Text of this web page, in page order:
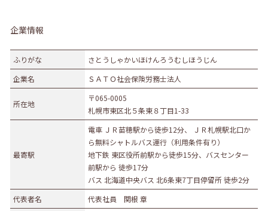
企業情報
ふりがな
さとうしゃかいほけんろうむしほうじん
企業名
ＳＡＴＯ社会保険労務士法人
所在地
〒065-0005
札幌市東区北５条東８丁目1-33
最寄駅
電車 ＪＲ苗穂駅から徒歩12分、 ＪＲ札幌駅北口か
ら無料シャトルバス運行（利用条件有り）
地下鉄 東区役所前駅から徒歩15分、バスセンター
前駅から 徒歩17分
バス 北海道中央バス 北6条東7丁目停留所 徒歩2分
代表者名
代表社員 関根 章